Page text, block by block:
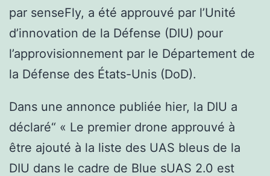
par senseFly, a été approuvé par l’Unité
d’innovation de la Défense (DIU) pour
l’approvisionnement par le Département de
la Défense des États-Unis (DoD).
Dans une annonce publiée hier, la DIU a
déclaré“ « Le premier drone approuvé à
être ajouté à la liste des UAS bleus de la
DIU dans le cadre de Blue sUAS 2.0 est